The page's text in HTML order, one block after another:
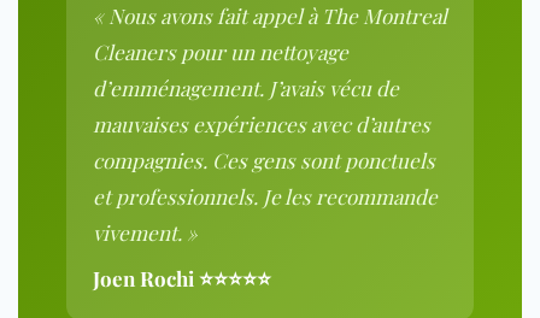
« Nous avons fait appel à The Montreal
Cleaners pour un nettoyage
d’emménagement. J’avais vécu de
mauvaises expériences avec d’autres
compagnies. Ces gens sont ponctuels
et professionnels. Je les recommande
vivement. »
Joen Rochi ⭐⭐⭐⭐⭐